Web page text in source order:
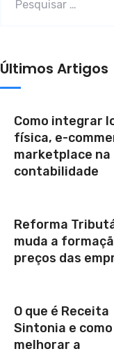
Últimos Artigos
Como integrar
física, e-
marketplace na
contabilidade
Reforma
muda a
preços das
O que é Receita
Sintonia e como
melhorar a